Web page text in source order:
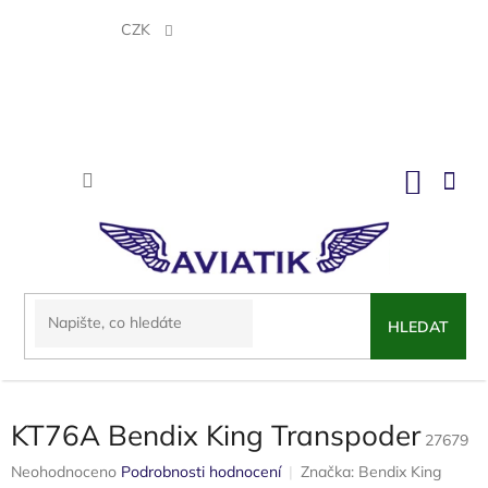
CZK
HLEDAT
KT76A Bendix King Transpoder 27679
Průměrné
Neohodnoceno Podrobnosti hodnocení Značka: Bendix King